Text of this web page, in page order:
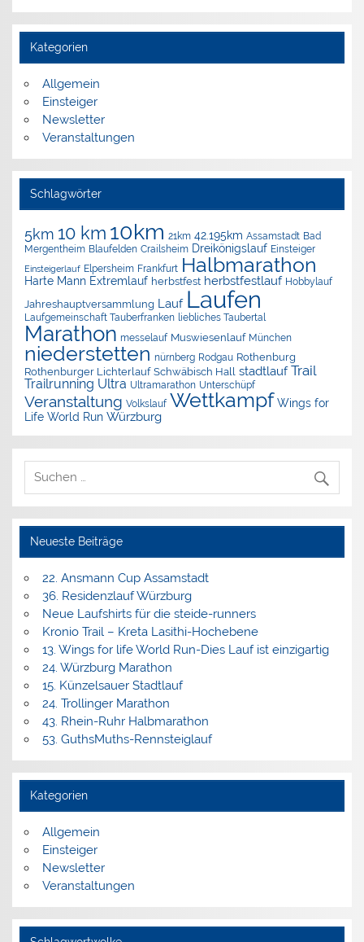
Kategorien
Allgemein
Einsteiger
Newsletter
Veranstaltungen
Schlagwörter
5km 10 km 10km 21km 42.195km Assamstadt Bad
Mergentheim Blaufelden Crailsheim Dreikönigslauf Einsteiger
Einsteigerlauf Elpersheim Frankfurt Halbmarathon
Harte Mann Extremlauf herbstfest herbstfestlauf Hobbylauf
Jahreshauptversammlung Lauf Laufen
Laufgemeinschaft Tauberfranken liebliches Taubertal
Marathon messelauf Muswiesenlauf München
niederstetten nürnberg Rodgau Rothenburg
Rothenburger Lichterlauf Schwäbisch Hall stadtlauf Trail
Trailrunning Ultra Ultramarathon Unterschüpf
Veranstaltung Volkslauf Wettkampf Wings for
Life World Run Würzburg
Neueste Beiträge
22. Ansmann Cup Assamstadt
36. Residenzlauf Würzburg
Neue Laufshirts für die steide-runners
Kronio Trail – Kreta Lasithi-Hochebene
13. Wings for life World Run-Dies Lauf ist einzigartig
24. Würzburg Marathon
15. Künzelsauer Stadtlauf
24. Trollinger Marathon
43. Rhein-Ruhr Halbmarathon
53. GuthsMuths-Rennsteiglauf
Kategorien
Allgemein
Einsteiger
Newsletter
Veranstaltungen